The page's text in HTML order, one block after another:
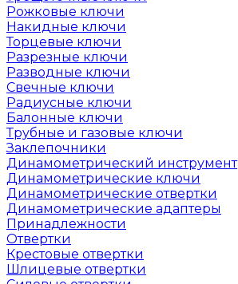
Рожковые ключи
Накидные ключи
Торцевые ключи
Разрезные ключи
Разводные ключи
Свечные ключи
Радиусные ключи
Балонные ключи
Трубные и газовые ключи
Заклепочники
Динамометрический инструмент
Динамометрические ключи
Динамометрические отвертки
Динамометрические адаптеры
Принадлежности
Отвертки
Крестовые отвертки
Шлицевые отвертки